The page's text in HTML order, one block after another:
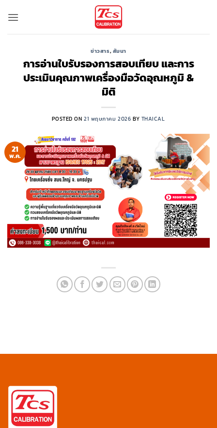
ข่าวสาร,สัมนา
การอ่านใบรับรองการสอบเทียบ และการ
ประเมินคุณภาพเครื่องมือวัดอุณหภูมิ &
มิติ
POSTED ON21 พฤษภาคม 2026 BY THAICAL
21
พ.ค.